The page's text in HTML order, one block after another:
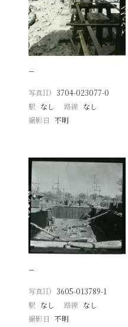
−
写真ID 3704-023077-0
駅 なし 路線 なし
撮影日
不明
−
写真ID 3605-013789-1
駅 なし 路線 なし
撮影日
不明